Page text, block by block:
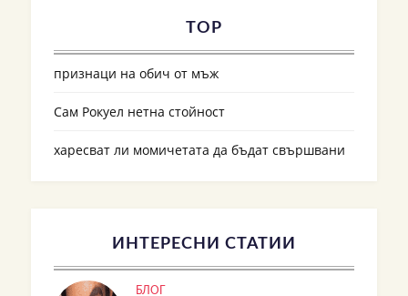
TOP
признаци на обич от мъж
Сам Рокуел нетна стойност
харесват ли момичетата да бъдат свършвани
ИНТЕРЕСНИ СТАТИИ
БЛОГ